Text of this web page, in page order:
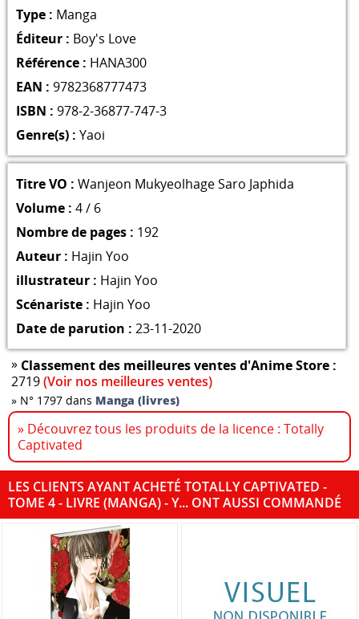
Type : Manga
Éditeur : Boy's Love
Référence : HANA300
EAN : 9782368777473
ISBN : 978-2-36877-747-3
Genre(s) : Yaoi
Titre VO : Wanjeon Mukyeolhage Saro Japhida
Volume : 4 / 6
Nombre de pages : 192
Auteur : Hajin Yoo
illustrateur : Hajin Yoo
Scénariste : Hajin Yoo
Date de parution : 23-11-2020
» Classement des meilleures ventes d'Anime Store :
2719(Voir nos meilleures ventes)
» N° 1797 dans Manga (livres)
» Découvrez tous les produits de la licence : Totally
Captivated
LES CLIENTS AYANT ACHETÉ TOTALLY CAPTIVATED -
TOME 4 - LIVRE (MANGA) - Y... ONT AUSSI COMMANDÉ